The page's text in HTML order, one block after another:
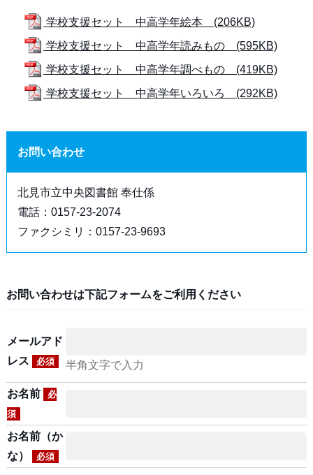
学校支援セット 中高学年絵本 (206KB)
学校支援セット 中高学年読みもの (595KB)
学校支援セット 中高学年調べもの (419KB)
学校支援セット 中高学年いろいろ (292KB)
お問い合わせ
北見市立中央図書館 奉仕係
電話：0157-23-2074
ファクシミリ：0157-23-9693
お問い合わせは下記フォームをご利用ください
メールアド
レス
必須 半角文字で入力
お名前
必
須
お名前（か
な）
必須